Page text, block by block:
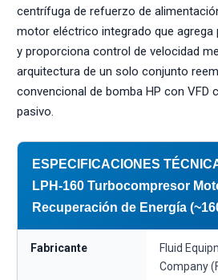
centrífuga de refuerzo de
motor eléctrico integrado que agrega
y proporciona control de velocidad
arquitectura de un solo conjunto
convencional de bomba HP con VFD
pasivo.
ESPECIFICACIONES
LPH-160 Turbocompresor
Recuperación de Energía
Fabricante
Fluid
Company